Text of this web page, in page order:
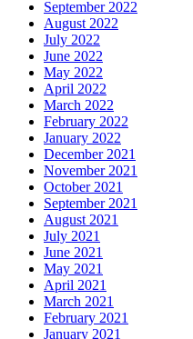
September 2022
August 2022
July 2022
June 2022
May 2022
April 2022
March 2022
February 2022
January 2022
December 2021
November 2021
October 2021
September 2021
August 2021
July 2021
June 2021
May 2021
April 2021
March 2021
February 2021
January 2021